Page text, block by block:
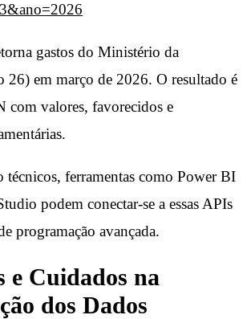
gastos do Ministério da
26) em março de 2026. O resultado é
com valores, favorecidos e
técnicos, ferramentas como Power BI
podem conectar-se a essas APIs
programação avançada.
e Cuidados na
dos Dados